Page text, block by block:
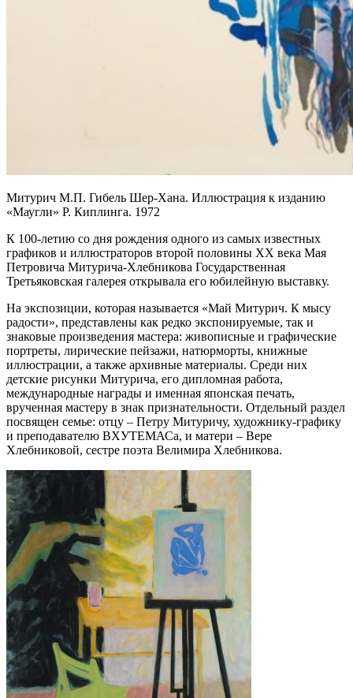
Митурич М.П. Гибель Шер-Хана. Иллюстрация к изданию
«Маугли» Р. Киплинга. 1972
К 100-летию со дня рождения одного из самых известных
графиков и иллюстраторов второй половины ХХ века Мая
Петровича Митурича-Хлебникова Государственная
Третьяковская галерея открывала его юбилейную выставку.
На экспозиции, которая называется «Май Митурич. К мысу
радости», представлены как редко экспонируемые, так и
знаковые произведения мастера: живописные и графические
портреты, лирические пейзажи, натюрморты, книжные
иллюстрации, а также архивные материалы. Среди них
детские рисунки Митурича, его дипломная работа,
международные награды и именная японская печать,
врученная мастеру в знак признательности. Отдельный раздел
посвящен семье: отцу – Петру Митуричу, художнику-графику
и преподавателю ВХУТЕМАСа, и матери – Вере
Хлебниковой, сестре поэта Велимира Хлебникова.